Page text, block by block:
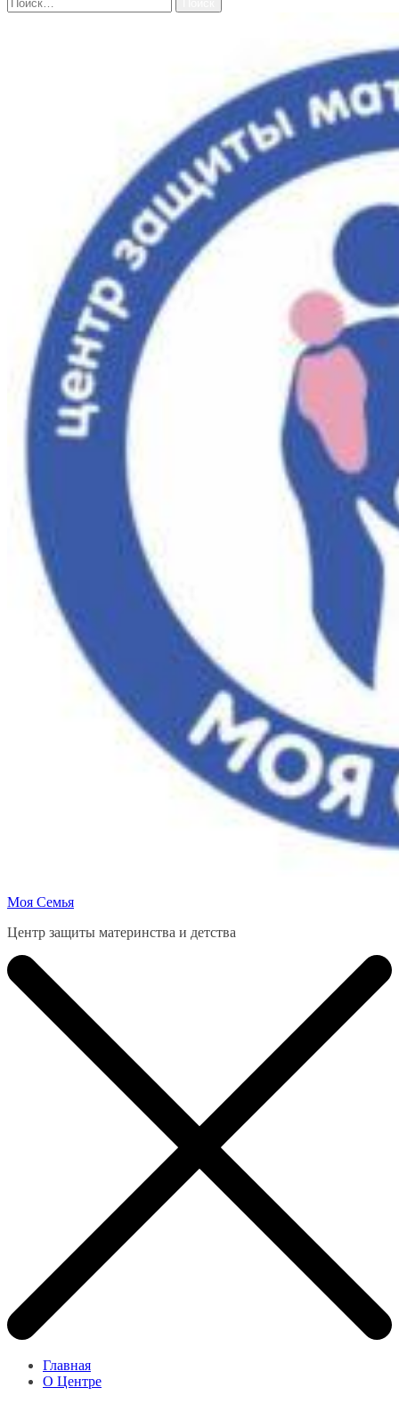
Моя Семья
Центр защиты материнства и детства
Главная
О Центре